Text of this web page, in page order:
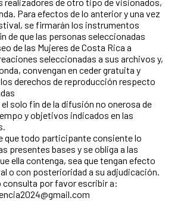
Para efectos de lo anterior y una vez
se firmarán los instrumentos
de que las personas seleccionadas
de las Mujeres de Costa Rica a
seleccionadas a sus archivos y,
convengan en ceder gratuita y
derechos de reproducción respecto
solo fin de la difusión no onerosa de
y objetivos indicados en las
que todo participante consiente lo
presentes bases y se obliga a las
ella contenga, sea que tengan efecto
o con posterioridad a su adjudicación.
consulta por favor escribir a: